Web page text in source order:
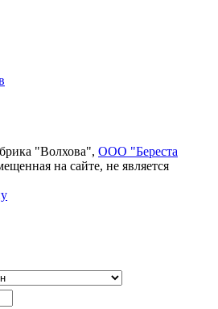
"Волхова", ООО "Береста
на сайте, не является